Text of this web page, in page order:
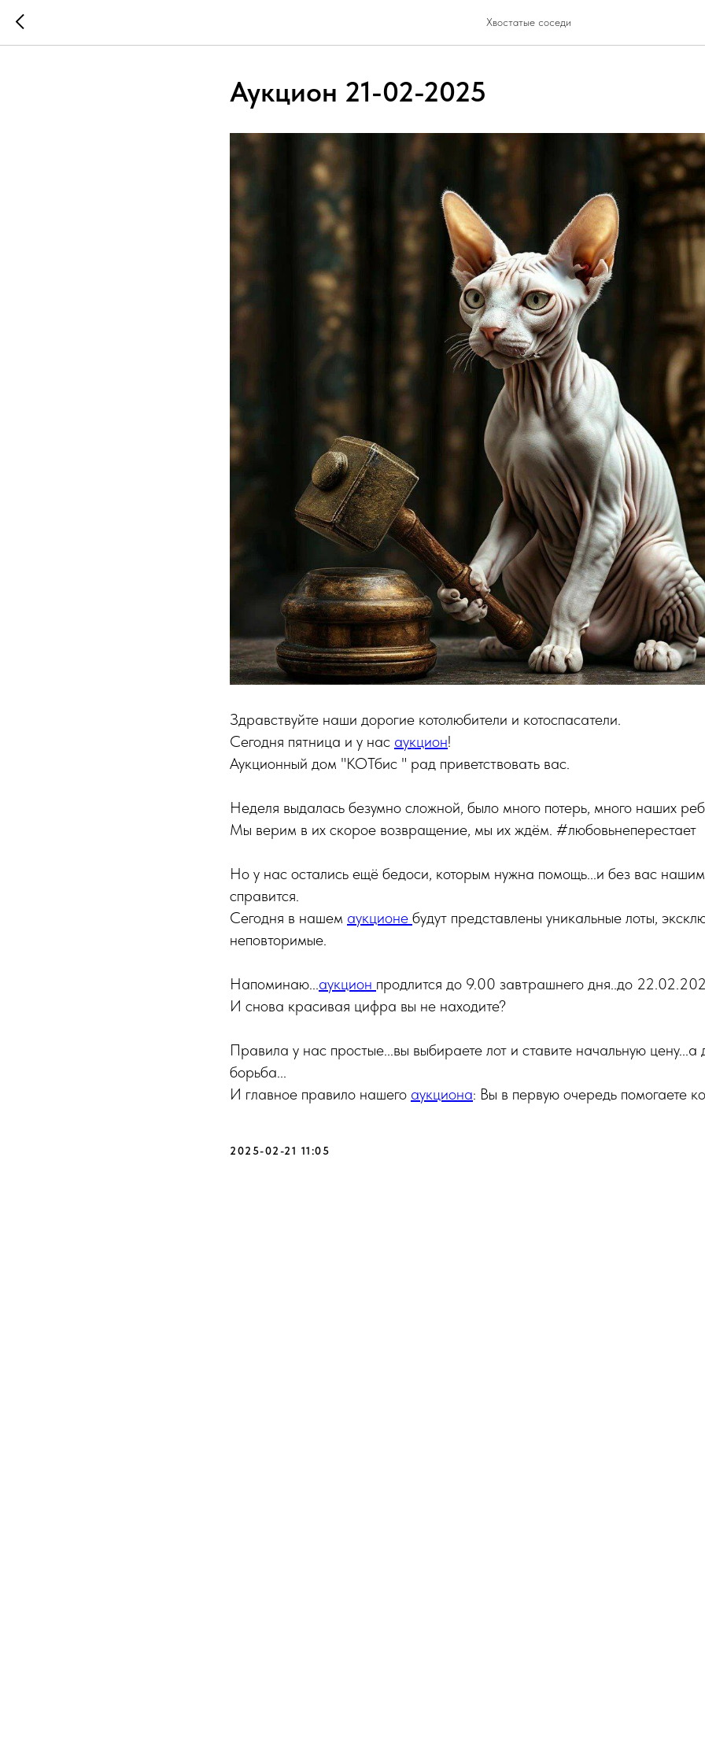
Хвостатые соседи
Аукцион 21-02-2025
Здравствуйте наши дорогие котолюбители и котоспасатели.
Сегодня пятница и у нас аукцион!
Аукционный дом "КОТбис " рад приветствовать вас.
Неделя выдалась безумно сложной, было много потерь, много наших
Мы верим в их скорое возвращение, мы их ждём. #любовьнеперестает
Но у нас остались ещё бедоси, которым нужна помощь...и без вас
справится.
Сегодня в нашем аукционе будут представлены уникальные лоты,
неповторимые.
Напоминаю...аукцион продлится до 9.00 завтрашнего дня..до
И снова красивая цифра вы не находите?
Правила у нас простые...вы выбираете лот и ставите начальную цену...а
борьба...
И главное правило нашего аукциона: Вы в первую очередь помогаете
2025-02-21 11:05